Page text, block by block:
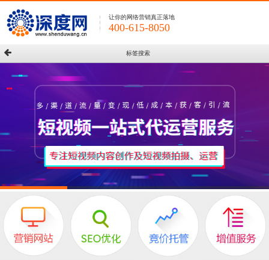
让你的网络营销真正落地
400-615-8050
标签搜索